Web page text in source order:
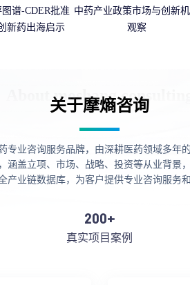
谱-CDER批准
新药出海启示
中药产业政策市场与创新
观察
关于摩熵咨询
专业咨询服务品牌，由深耕医药领域多年
涵盖立项、市场、战略、投资等从业背景
产业链数据库，为客户提供专业咨询服务
200+
真实项目案例